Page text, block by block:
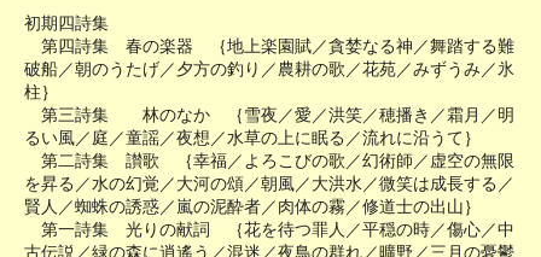
初期四詩集
第四詩集 春の楽器 ｛地上楽園賦／貪婪なる神／舞踏する難
破船／朝のうたげ／夕方の釣り／農耕の歌／花苑／みずうみ／氷
柱｝
第三詩集 林のなか ｛雪夜／愛／洪笑／穂播き／霜月／明
るい風／庭／童謡／夜想／水草の上に眠る／流れに沿うて｝
第二詩集 讃歌 ｛幸福／よろこびの歌／幻術師／虚空の無限
を昇る／水の幻覚／大河の頌／朝風／大洪水／微笑は成長する／
賢人／蜘蛛の誘惑／嵐の泥酔者／肉体の霧／修道士の出山｝
第一詩集 光りの献詞 ｛花を待つ罪人／平穏の時／傷心／中
古伝説／緑の森に逍遙う／混迷／夜鳥の群れ／曠野／三月の憂鬱